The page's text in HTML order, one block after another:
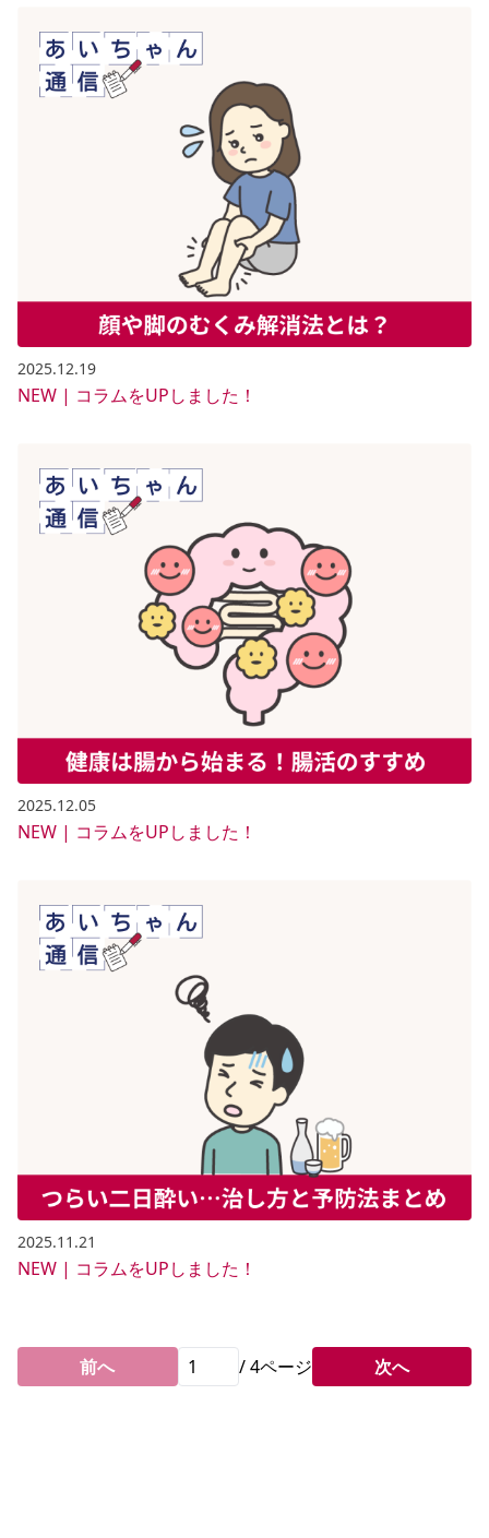
2025.12.19
NEW | コラムをUPしました！
2025.12.05
NEW | コラムをUPしました！
2025.11.21
NEW | コラムをUPしました！
前へ /4ページ 次へ